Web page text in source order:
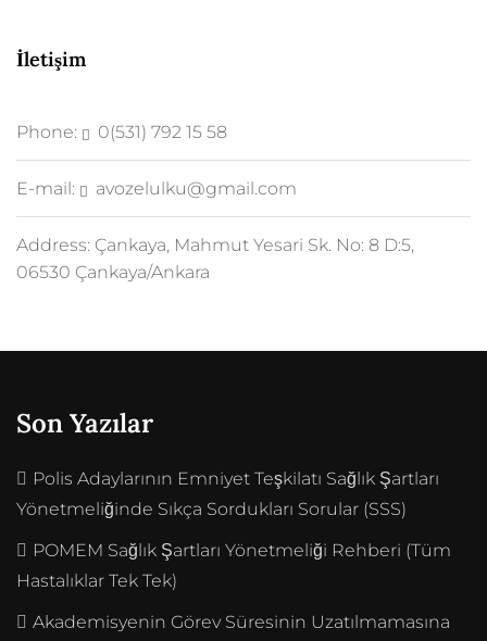
İletişim
Phone: 0(531) 792 15 58
E-mail: avozelulku@gmail.com
Address: Çankaya, Mahmut Yesari Sk. No: 8 D:5,
06530 Çankaya/Ankara
Son Yazılar
Polis Adaylarının Emniyet Teşkilatı Sağlık Şartları
Yönetmeliğinde Sıkça Sordukları Sorular (SSS)
POMEM Sağlık Şartları Yönetmeliği Rehberi (Tüm
Hastalıklar Tek Tek)
Akademisyenin Görev Süresinin Uzatılmamasına